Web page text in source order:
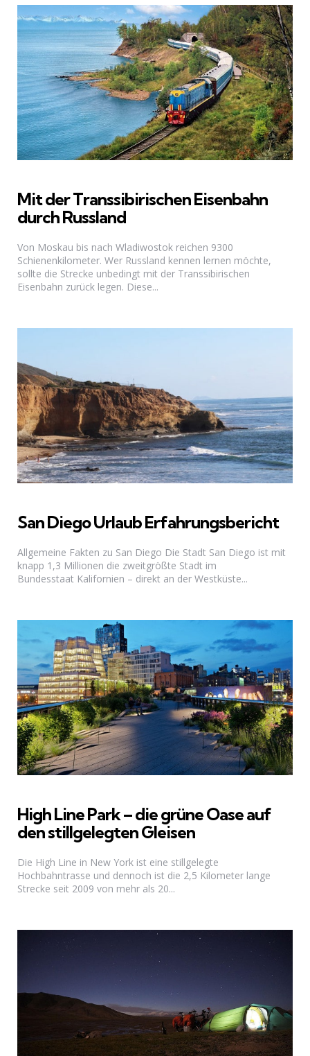
Mit der Transsibirischen Eisenbahn
durch Russland
Von Moskau bis nach Wladiwostok reichen 9300
Schienenkilometer. Wer Russland kennen lernen möchte,
sollte die Strecke unbedingt mit der Transsibirischen
Eisenbahn zurück legen. Diese...
San Diego Urlaub Erfahrungsbericht
Allgemeine Fakten zu San Diego Die Stadt San Diego ist mit
knapp 1,3 Millionen die zweitgrößte Stadt im
Bundesstaat Kalifornien – direkt an der Westküste...
High Line Park – die grüne Oase auf
den stillgelegten Gleisen
Die High Line in New York ist eine stillgelegte
Hochbahntrasse und dennoch ist die 2,5 Kilometer lange
Strecke seit 2009 von mehr als 20...